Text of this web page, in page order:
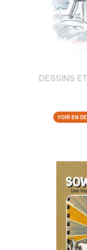
DESSINS
VOIR EN